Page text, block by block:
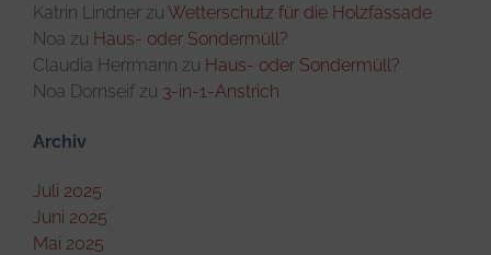
Katrin Lindner zu Wetterschutz für die Holzfassade
Noa zu Haus- oder Sondermüll?
Claudia Herrmann zu Haus- oder Sondermüll?
Noa Dornseif zu 3-in-1-Anstrich
Archiv
Juli 2025
Juni 2025
Mai 2025